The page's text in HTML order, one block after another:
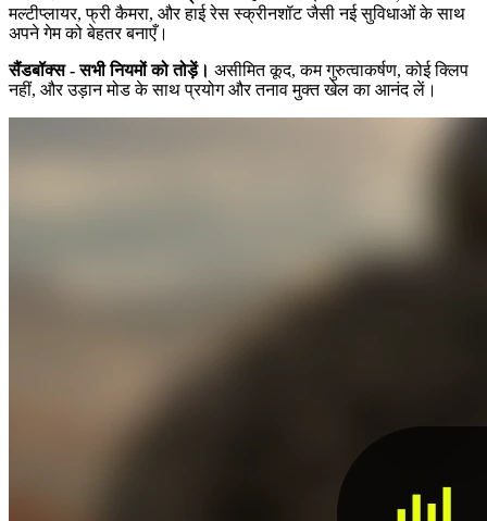
मल्टीप्लायर, फ्री कैमरा, और हाई रेस स्क्रीनशॉट जैसी नई सुविधाओं के साथ
अपने गेम को बेहतर बनाएँ।
सैंडबॉक्स - सभी नियमों को तोड़ें। असीमित कूद, कम गुरुत्वाकर्षण, कोई क्लिप
नहीं, और उड़ान मोड के साथ प्रयोग और तनाव मुक्त खेल का आनंद लें।